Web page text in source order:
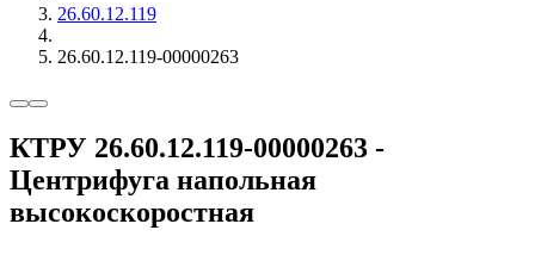
26.60.12.119
26.60.12.119-00000263
КТРУ 26.60.12.119-00000263 -
Центрифуга напольная
высокоскоростная